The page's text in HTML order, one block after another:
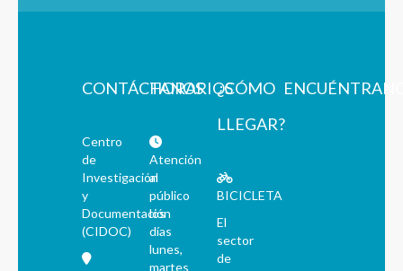
CONTÁCTANOS
Centro
de
Investigación
y
Documentación
(CIDOC)
HORARIOS
Atención
al
público
los
días
lunes,
martes
¿CÓMO
LLEGAR?
BICICLETA
El
sector
de